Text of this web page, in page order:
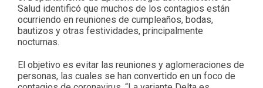
Salud identificó que muchos de los contagios están
ocurriendo en reuniones de cumpleaños, bodas,
bautizos y otras festividades, principalmente
nocturnas.
El objetivo es evitar las reuniones y aglomeraciones de
personas, las cuales se han convertido en un foco de